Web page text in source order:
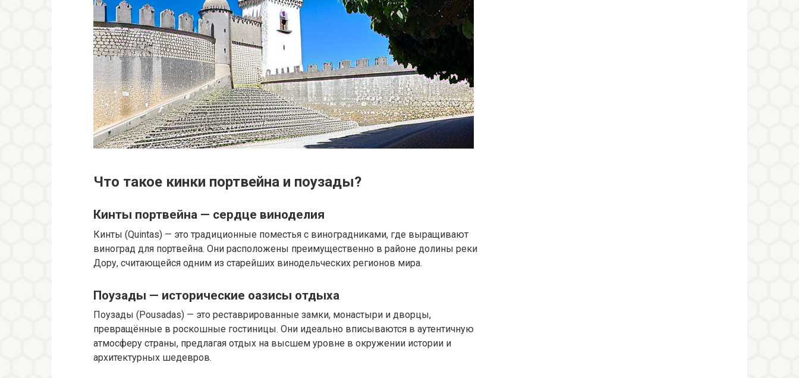
Что такое кинки портвейна и поузады?
Кинты портвейна — сердце виноделия
Кинты (Quintas) — это традиционные поместья с виноградниками, где выращивают
виноград для портвейна. Они расположены преимущественно в районе долины реки
Дору, считающейся одним из старейших винодельческих регионов мира.
Поузады — исторические оазисы отдыха
Поузады (Pousadas) — это реставрированные замки, монастыри и дворцы,
превращённые в роскошные гостиницы. Они идеально вписываются в аутентичную
атмосферу страны, предлагая отдых на высшем уровне в окружении истории и
архитектурных шедевров.